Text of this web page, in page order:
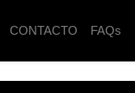
CONTACTO FAQs